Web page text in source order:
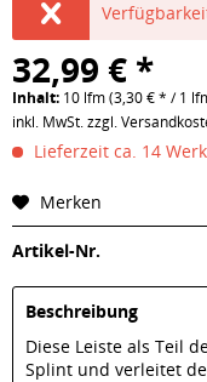
32,99 € *
Inhalt: 10 lfm (3,30 € * / 1
inkl. MwSt.zzgl.
Lieferzeit ca. 14
Merken
Artikel-Nr.
Beschreibung
Diese Leiste als Teil
Splint und verleitet